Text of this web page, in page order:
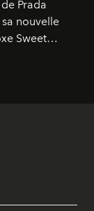
Prada
nouvelle
Sweet